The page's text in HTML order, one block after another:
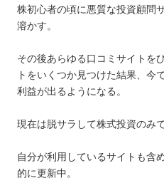
株初心者の頃に悪質な投資顧問
溶かす。
その後あらゆる口コミサイトを
トをいくつか見つけた結果、今
利益が出るようになる。
現在は脱サラして株式投資のみで
自分が利用しているサイトも含
的に更新中。